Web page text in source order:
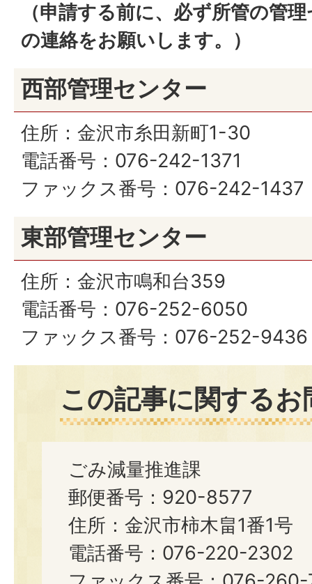
（申請する前に、必ず所管の管
の連絡をお願いします。）
西部管理センター
住所：金沢市糸田新町1-30
電話番号：076-242-1371
ファックス番号：076-242-1437
東部管理センター
住所：金沢市鳴和台359
電話番号：076-252-6050
ファックス番号：076-252-9436
この記事に関する
ごみ減量推進課
郵便番号：920-8577
住所：金沢市柿木畠1番1号
電話番号：076-220-2302